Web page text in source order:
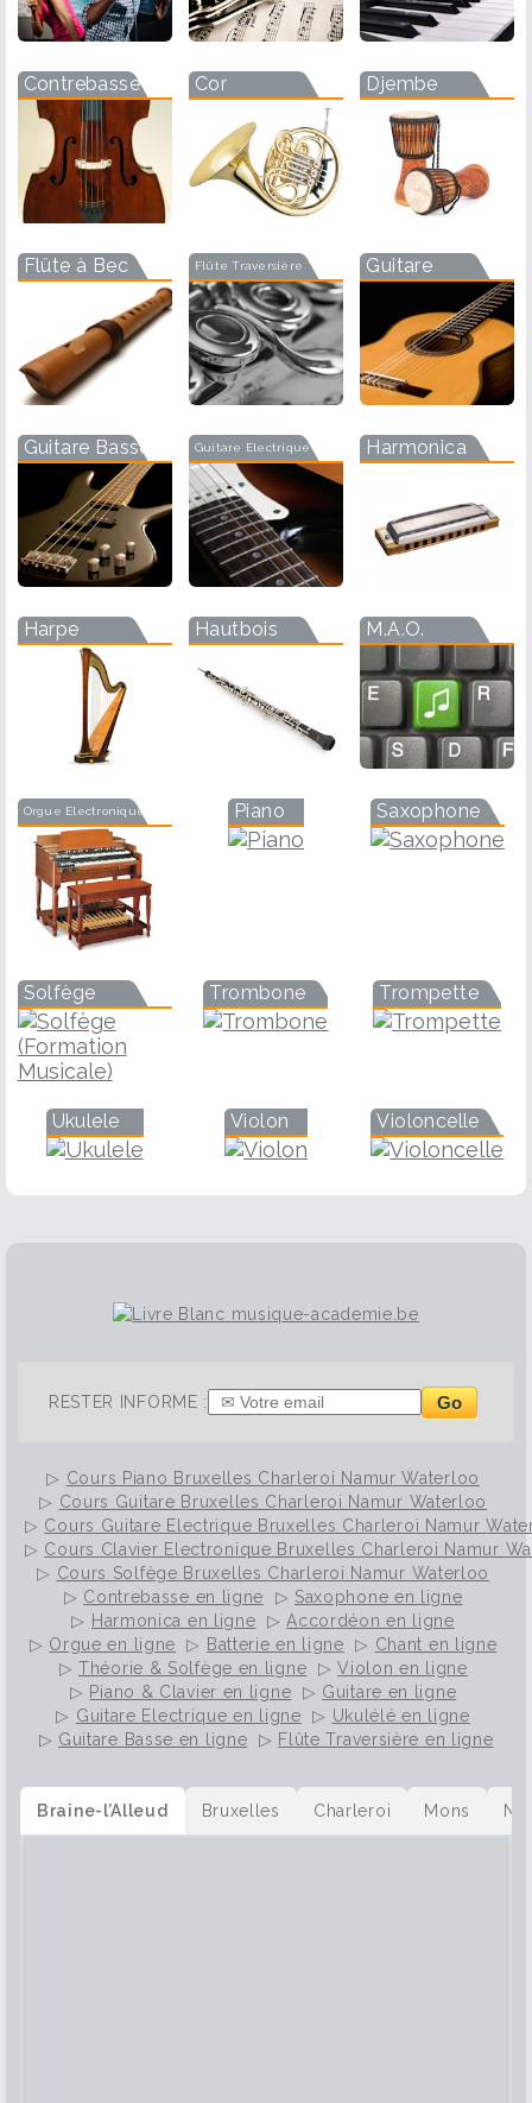
Contrebasse Cor Djembe
Flûte à Bec Flûte Traversière Guitare
Guitare Basse Guitare Electrique Harmonica
Harpe Hautbois M.A.O.
Orgue Electronique Piano Saxophone
Solfège Trombone Trompette
Ukulele Violon Violoncelle
RESTER INFORME : Go
▷ Cours Piano Bruxelles Charleroi Namur Waterloo
▷ Cours Guitare Bruxelles Charleroi Namur Waterloo
▷ Cours Guitare Electrique Bruxelles Charleroi Namur
▷ Cours Clavier Electronique Bruxelles Charleroi Namur
▷ Cours Solfège Bruxelles Charleroi Namur Waterloo
▷ Contrebasse en ligne ▷ Saxophone en ligne
▷ Harmonica en ligne ▷Accordéon en ligne
▷ Orgue en ligne ▷ Batterie en ligne ▷ Chant en ligne
▷Théorie & Solfège en ligne ▷Violon en ligne
▷ Piano & Clavier en ligne ▷ Guitare en ligne
▷ Guitare Electrique en ligne ▷ Ukulélé en ligne
▷ Guitare Basse en ligne ▷ Flûte Traversière en ligne
Braine-l’Alleud Bruxelles Charleroi Mons